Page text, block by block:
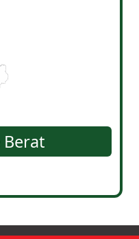
Berat